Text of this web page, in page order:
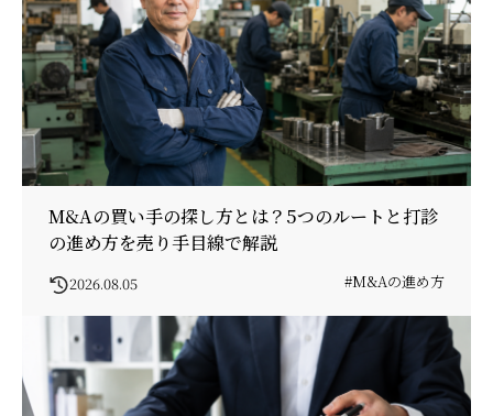
M&Aの買い手の探し方とは？5つのルートと打診
の進め方を売り手目線で解説
2026.08.05 #M&Aの進め方